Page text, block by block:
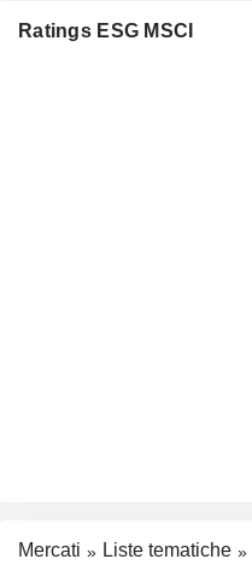
Ratings ESG MSCI
Mercati Liste tematiche